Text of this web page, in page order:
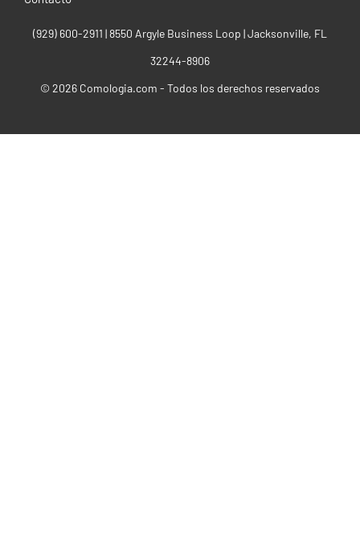
(929) 600-2911‬ | 8550 Argyle Business Loop | Jacksonville, FL
32244-8906
© 2026 Comologia.com - Todos los derechos reservados